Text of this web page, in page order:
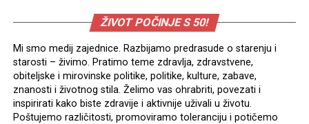
ŽIVOT POČINJE S 50!
Mi smo medij zajednice. Razbijamo predrasude o starenju i
starosti – živimo. Pratimo teme zdravlja, zdravstvene,
obiteljske i mirovinske politike, politike, kulture, zabave,
znanosti i životnog stila. Želimo vas ohrabriti, povezati i
inspirirati kako biste zdravije i aktivnije uživali u životu.
Poštujemo različitosti, promoviramo toleranciju i potičemo